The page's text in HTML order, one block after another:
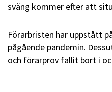
sväng kommer efter att
Förarbristen har uppstått
pågående pandemin.
och förarprov fallit bort i